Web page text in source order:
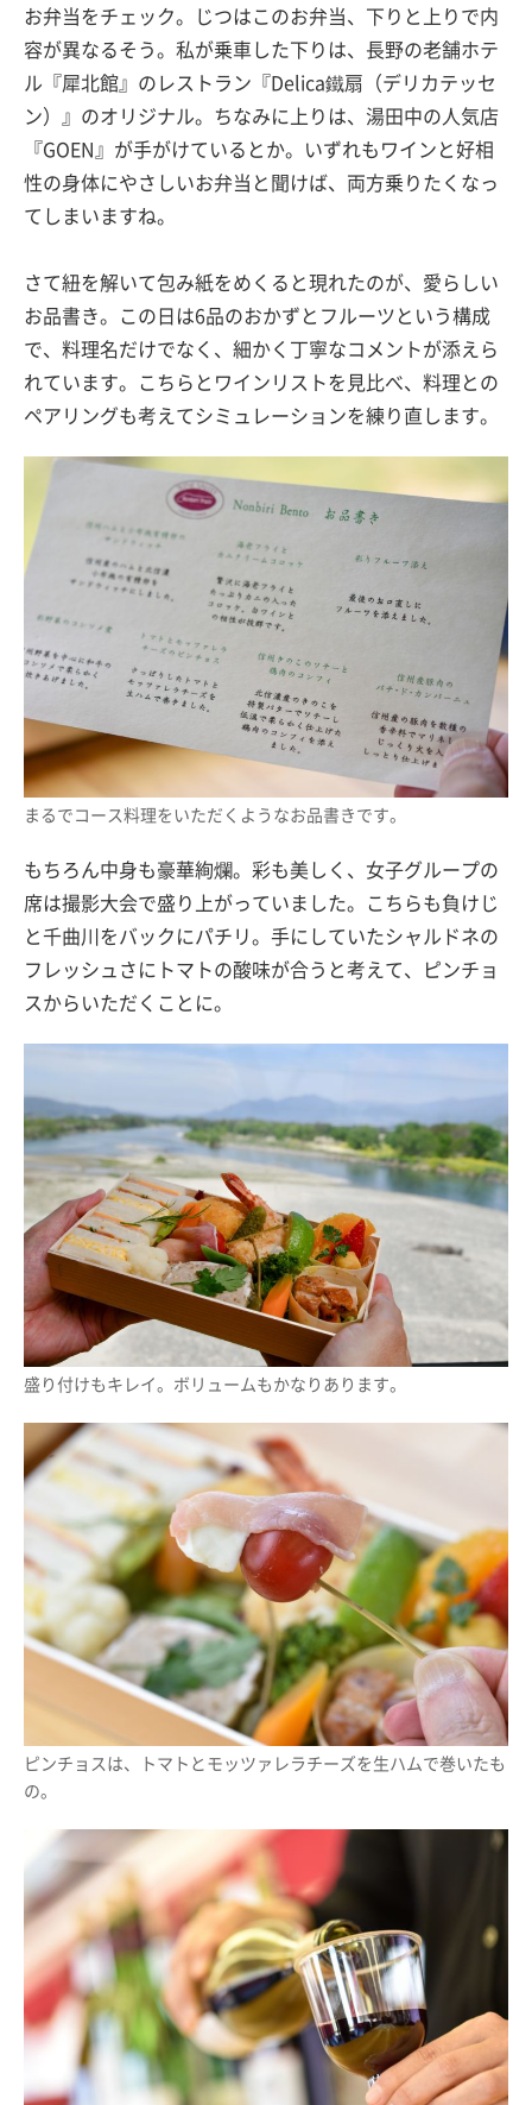
お弁当をチェック。じつはこのお弁当、下りと上りで内
容が異なるそう。私が乗車した下りは、長野の老舗ホテ
ル『犀北館』のレストラン『Delica鐵扇（デリカテッセ
ン）』のオリジナル。ちなみに上りは、湯田中の人気店
『GOEN』が手がけているとか。いずれもワインと好相
性の身体にやさしいお弁当と聞けば、両方乗りたくなっ
てしまいますね。
さて紐を解いて包み紙をめくると現れたのが、愛らしい
お品書き。この日は6品のおかずとフルーツという構成
で、料理名だけでなく、細かく丁寧なコメントが添えら
れています。こちらとワインリストを見比べ、料理との
ペアリングも考えてシミュレーションを練り直します。
まるでコース料理をいただくようなお品書きです。
もちろん中身も豪華絢爛。彩も美しく、女子グループの
席は撮影大会で盛り上がっていました。こちらも負けじ
と千曲川をバックにパチリ。手にしていたシャルドネの
フレッシュさにトマトの酸味が合うと考えて、ピンチョ
スからいただくことに。
盛り付けもキレイ。ボリュームもかなりあります。
ピンチョスは、トマトとモッツァレラチーズを生ハムで巻いたも
の。